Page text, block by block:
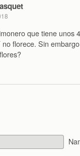
que tiene unos
no florece. Sin